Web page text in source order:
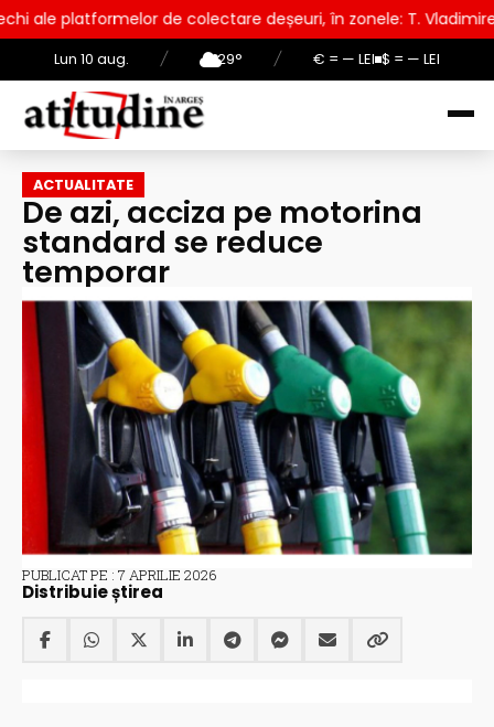
Lun 10 aug. / 29° / € = — LEI $ = — LEI
colectare deșeuri, în zonele: T. Vladimirescu, Frații Golești,
ACTUALITATE
De azi, acciza pe motorina
standard se reduce
temporar
PUBLICAT PE : 7 APRILIE 2026
Distribuie știrea